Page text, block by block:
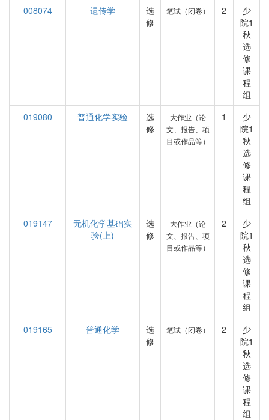
008074 遗传学
选
修
笔试（闭卷） 2
少
院1
秋
选
修
课
程
组
019080
普通化学实验
选
修
大作业（论
文、报告、项
目或作品等）
1
少
院1
秋
选
修
课
程
组
019147
无机化学基础实
验(上)
选
修
大作业（论
文、报告、项
目或作品等）
2
少
院1
秋
选
修
课
程
组
019165
普通化学
选
修
笔试（闭卷） 2
少
院1
秋
选
修
课
程
组